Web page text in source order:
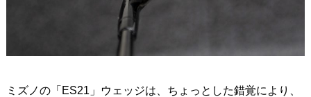
ミズノの「ES21」ウェッジは、ちょっとした錯覚により、